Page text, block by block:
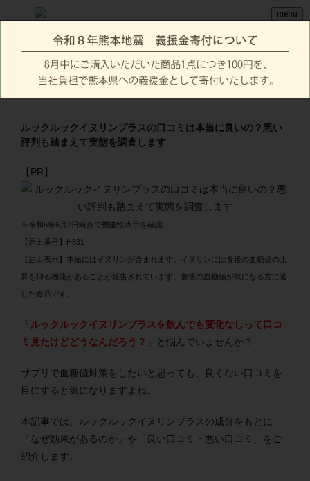
menu
ルックルックイヌリンプラスの口コミは本当に良いの？悪い
評判も踏まえて実態を調査します
【PR】
※令和5年6月2日時点で機能性表示を確認
【届出番号】H831
【届出表示】本品にはイヌリンが含まれます。イヌリンには食後の血糖値の上
昇を抑る機能があることが報告されています。食後の血糖値が気になる方に適
した食品です。
ルックルックイヌリンプラスを飲んでも変化なしって口コ
ミ見たけどどうなんだろう？
」と悩んでいませんか？
サプリで血糖値対策をしたいと思っても、良くない口コミを
目にすると気になりますよね。
本記事では、ルックルックイヌリンプラスの成分をもとに
「なぜ効果があるのか」や「良い口コミ・悪い口コミ」をご
紹介します。